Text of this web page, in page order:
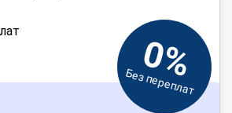
0%
Без переплат